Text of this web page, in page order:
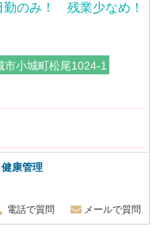
のみ！ 残業少なめ！
市小城町松尾1024-1
康管理
電話で質問 メールで質問